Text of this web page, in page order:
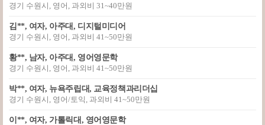
경기 수원시, 영어, 과외비 31~40만원
김**, 여자, 아주대, 디지털미디어
경기 수원시, 영어, 과외비 41~50만원
황**, 남자, 아주대, 영어영문학
경기 수원시, 영어, 과외비 41~50만원
박**, 여자, 뉴욕주립대, 교육정책과리더십
경기 수원시, 영어/토익, 과외비 41~50만원
이**, 여자, 가톨릭대, 영어영문학